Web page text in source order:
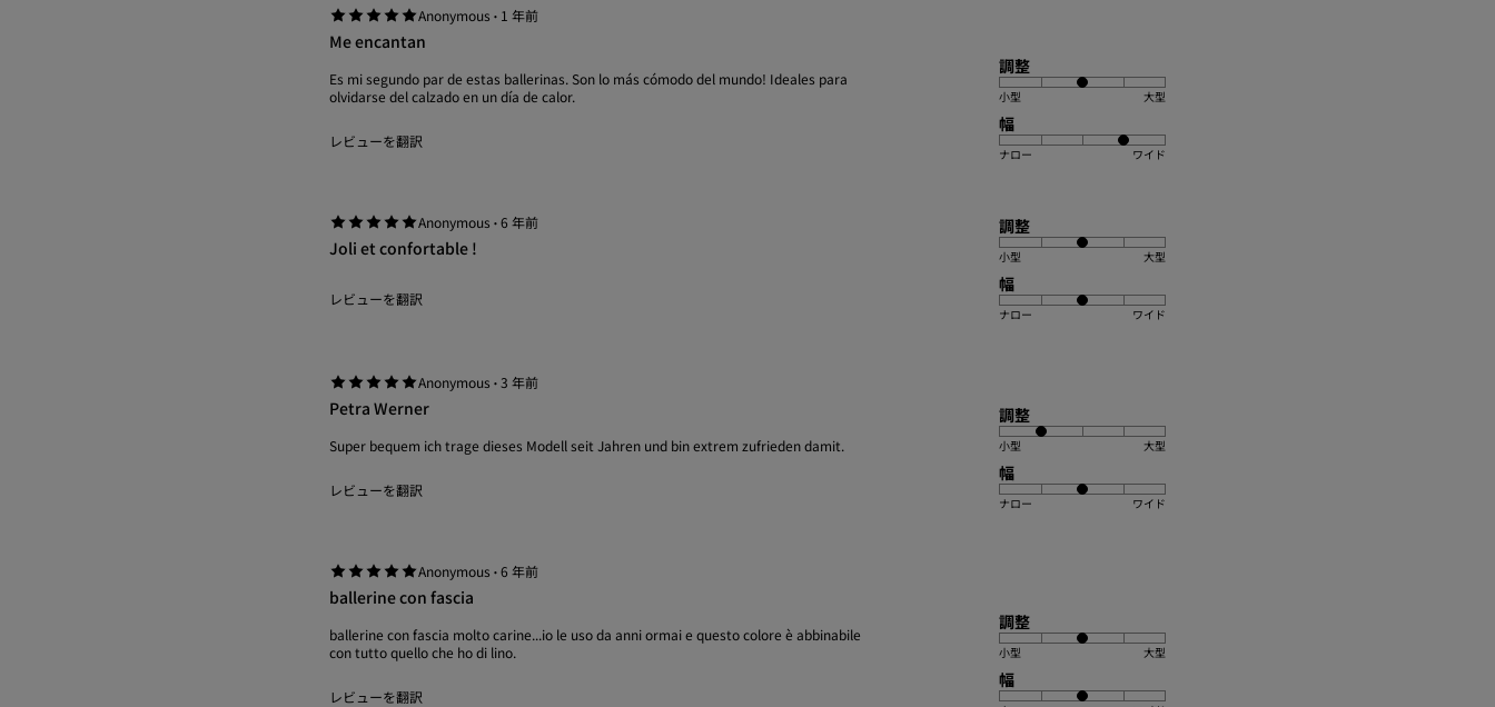
Anonymous · 1 年前
Me encantan
Es mi segundo par de estas ballerinas. Son lo más cómodo del mundo! Ideales para
olvidarse del calzado en un día de calor.
レビューを翻訳
調整
小型 大型
幅
ナロー ワイド
Anonymous ·6 年前
Joli et confortable !
レビューを翻訳
調整
小型 大型
幅
ナロー ワイド
Anonymous ·3 年前
Petra Werner
Super bequem ich trage dieses Modell seit Jahren und bin extrem zufrieden damit.
レビューを翻訳
調整
小型 大型
幅
ナロー ワイド
Anonymous ·6 年前
ballerine con fascia
ballerine con fascia molto carine...io le uso da anni ormai e questo colore è abbinabile
con tutto quello che ho di lino.
レビューを翻訳
調整
小型 大型
幅